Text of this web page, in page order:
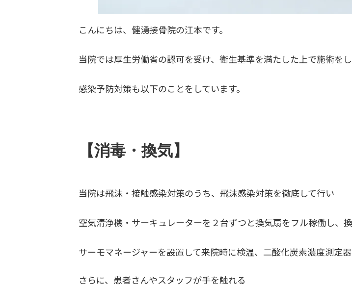
こんにちは、健湧接骨院の江本です。
当院では厚生労働省の認可を受け、衛生基準を満たした上で施術をし
感染予防対策も以下のことをしています。
【消毒・換気】
当院は飛沫・接触感染対策のうち、飛沫感染対策を徹底して行い
空気清浄機・サーキュレーターを２台ずつと換気扇をフル稼働し、換
サーモマネージャーを設置して来院時に検温、二酸化炭素濃度測定
さらに、患者さんやスタッフが手を触れる